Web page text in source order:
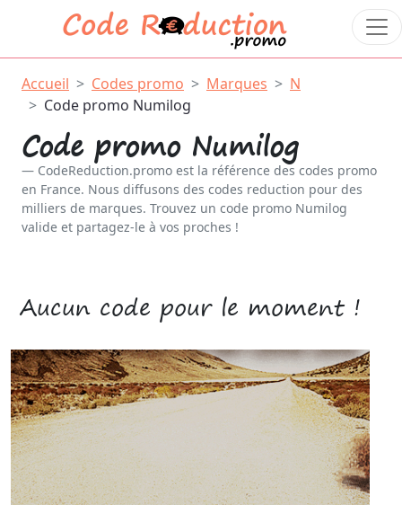
Accueil Codes promo Marques
N
Code promo Numilog
Code promo Numilog
CodeReduction.promo est la référence des codes promo
en France. Nous diffusons des codes reduction pour des
milliers de marques. Trouvez un code promo Numilog
valide et partagez-le à vos proches !
Aucun code pour le moment !